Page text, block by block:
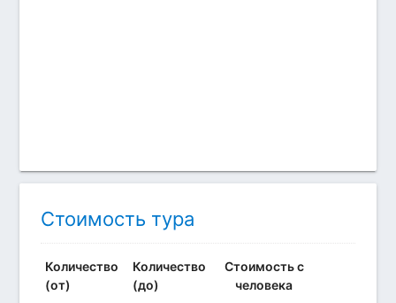
Стоимость тура
Количество
(от)
Количество
(до)
Стоимость с
человека